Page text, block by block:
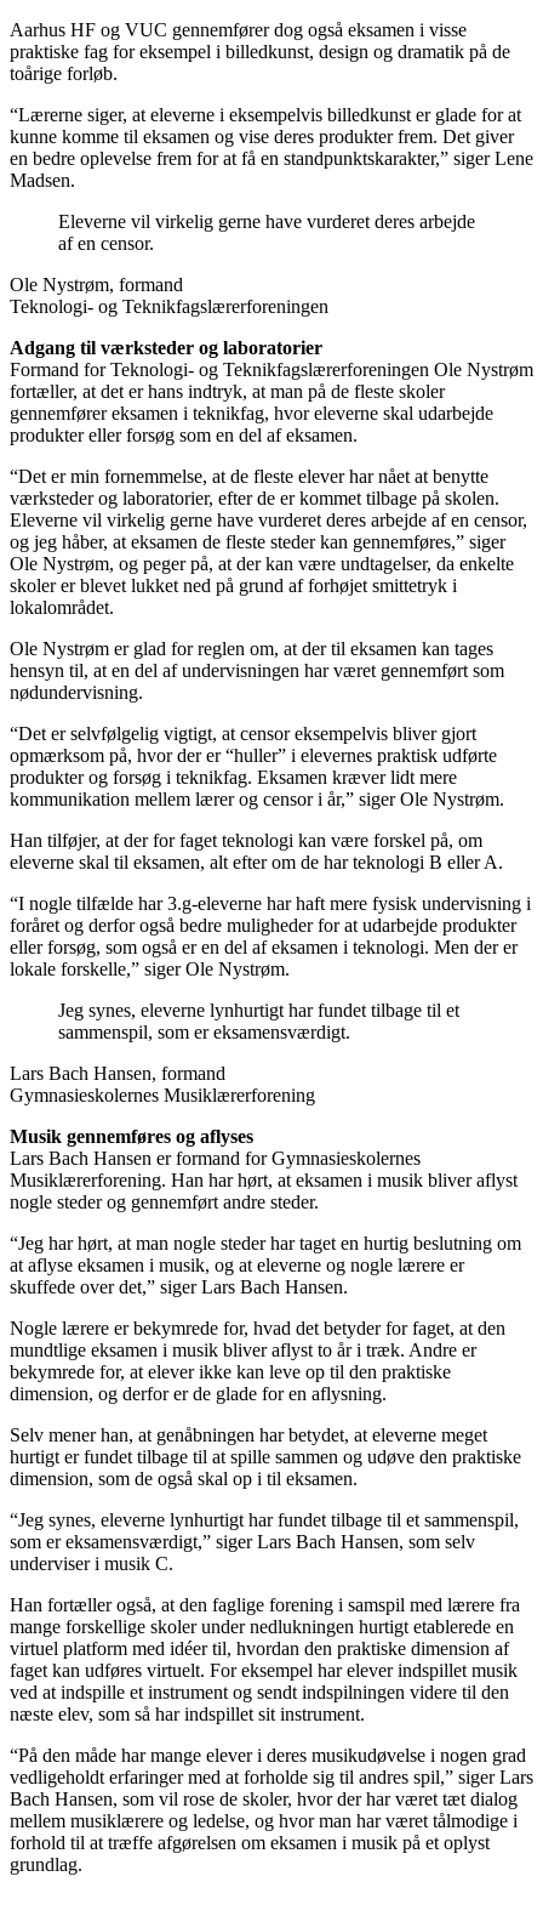
Aarhus HF og VUC gennemfører dog også eksamen i visse
praktiske fag for eksempel i billedkunst, design og dramatik på de
toårige forløb.
“Lærerne siger, at eleverne i eksempelvis billedkunst er glade for at
kunne komme til eksamen og vise deres produkter frem. Det giver
en bedre oplevelse frem for at få en standpunktskarakter,” siger Lene
Madsen.
Eleverne vil virkelig gerne have vurderet deres arbejde
af en censor.
Ole Nystrøm, formand
Teknologi- ​og Teknikfagslærerforeningen​
Adgang til værksteder og laboratorier
Formand for Teknologi- ​og Teknikfagslærerforeningen​ Ole Nystrøm
fortæller, at det er hans indtryk, at man på de fleste skoler
gennemfører eksamen i teknikfag, hvor eleverne skal udarbejde
produkter eller forsøg som en del af eksamen.
“Det er min fornemmelse, at de fleste elever har nået at benytte
værksteder og laboratorier, efter de er kommet tilbage på skolen.
Eleverne vil virkelig gerne have vurderet deres arbejde af en censor,
og jeg håber, at eksamen de fleste steder kan gennemføres,” siger
Ole Nystrøm, og peger på, at der kan være undtagelser, da enkelte
skoler er blevet lukket ned på grund af forhøjet smittetryk i
lokalområdet.
Ole Nystrøm er glad for reglen om, at der til eksamen kan tages
hensyn til, at en del af undervisningen har været gennemført som
nødundervisning.
“Det er selvfølgelig vigtigt, at censor eksempelvis bliver gjort
opmærksom på, hvor der er “huller” i elevernes praktisk udførte
produkter og forsøg i teknikfag. Eksamen kræver lidt mere
kommunikation mellem lærer og censor i år,” siger Ole Nystrøm.
Han tilføjer, at der for faget teknologi kan være forskel på, om
eleverne skal til eksamen, alt efter om de har teknologi B eller A.
“I nogle tilfælde har 3.g-eleverne har haft mere fysisk undervisning i
foråret og derfor også bedre muligheder for at udarbejde produkter
eller forsøg, som også er en del af eksamen i teknologi. Men der er
lokale forskelle,” siger Ole Nystrøm.
Jeg synes, eleverne lynhurtigt har fundet tilbage til et
sammenspil, som er eksamensværdigt.
Lars Bach Hansen, formand
Gymnasieskolernes Musiklærerforening
Musik gennemføres og aflyses
Lars Bach Hansen er formand for Gymnasieskolernes
Musiklærerforening. Han har hørt, at eksamen i musik bliver aflyst
nogle steder og gennemført andre steder.
“Jeg har hørt, at man nogle steder har taget en hurtig beslutning om
at aflyse eksamen i musik, og at eleverne og nogle lærere er
skuffede over det,” siger Lars Bach Hansen.
Nogle lærere er bekymrede for, hvad det betyder for faget, at den
mundtlige eksamen i musik bliver aflyst to år i træk. Andre er
bekymrede for, at elever ikke kan leve op til den praktiske
dimension, og derfor er de glade for en aflysning.
Selv mener han, at genåbningen har betydet, at eleverne meget
hurtigt er fundet tilbage til at spille sammen og udøve den praktiske
dimension, som de også skal op i til eksamen.
“Jeg synes, eleverne lynhurtigt har fundet tilbage til et sammenspil,
som er eksamensværdigt,” siger Lars Bach Hansen, som selv
underviser i musik C.
Han fortæller også, at den faglige forening i samspil med lærere fra
mange forskellige skoler under nedlukningen hurtigt etablerede en
virtuel platform med idéer til, hvordan den praktiske dimension af
faget kan udføres virtuelt. For eksempel har elever indspillet musik
ved at indspille et instrument og sendt indspilningen videre til den
næste elev, som så har indspillet sit instrument.
“På den måde har mange elever i deres musikudøvelse i nogen grad
vedligeholdt erfaringer med at forholde sig til andres spil,” siger Lars
Bach Hansen, som vil rose de skoler, hvor der har været tæt dialog
mellem musiklærere og ledelse, og hvor man har været tålmodige i
forhold til at træffe afgørelsen om eksamen i musik på et oplyst
grundlag.